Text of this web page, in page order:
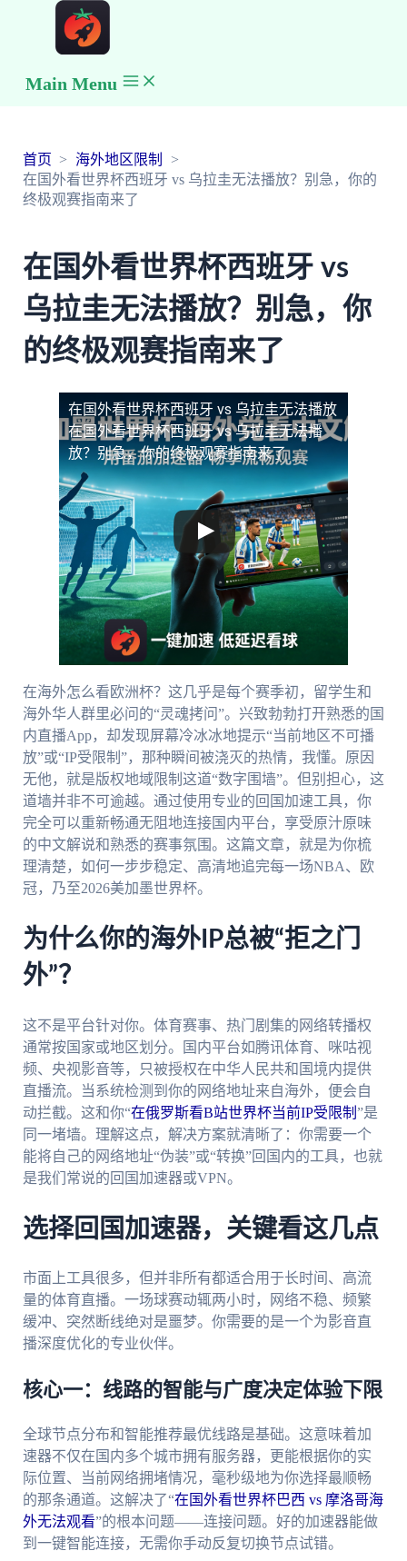
Main Menu
首页
海外地区限制
在国外看世界杯西班牙 vs 乌拉圭无法播放？别急，你的
终极观赛指南来了
在国外看世界杯西班牙 vs
乌拉圭无法播放？别急，你
的终极观赛指南来了
在国外看世界杯西班牙 vs 乌拉圭无法播放
在国外看世界杯西班牙 vs 乌拉圭无法播
放？别急，你的终极观赛指南来了
在海外怎么看欧洲杯？这几乎是每个赛季初，留学生和
海外华人群里必问的“灵魂拷问”。兴致勃勃打开熟悉的国
内直播App，却发现屏幕冷冰冰地提示“当前地区不可播
放”或“IP受限制”，那种瞬间被浇灭的热情，我懂。原因
无他，就是版权地域限制这道“数字围墙”。但别担心，这
道墙并非不可逾越。通过使用专业的回国加速工具，你
完全可以重新畅通无阻地连接国内平台，享受原汁原味
的中文解说和熟悉的赛事氛围。这篇文章，就是为你梳
理清楚，如何一步步稳定、高清地追完每一场NBA、欧
冠，乃至2026美加墨世界杯。
为什么你的海外IP总被“拒之门
外”？
这不是平台针对你。体育赛事、热门剧集的网络转播权
通常按国家或地区划分。国内平台如腾讯体育、咪咕视
频、央视影音等，只被授权在中华人民共和国境内提供
直播流。当系统检测到你的网络地址来自海外，便会自
动拦截。这和你“在俄罗斯看B站世界杯当前IP受限制 ”是
同一堵墙。理解这点，解决方案就清晰了：你需要一个
能将自己的网络地址“伪装”或“转换”回国内的工具，也就
是我们常说的回国加速器或VPN。
选择回国加速器，关键看这几点
市面上工具很多，但并非所有都适合用于长时间、高流
量的体育直播。一场球赛动辄两小时，网络不稳、频繁
缓冲、突然断线绝对是噩梦。你需要的是一个为影音直
播深度优化的专业伙伴。
核心一：线路的智能与广度决定体验下限
全球节点分布和智能推荐最优线路是基础。这意味着加
速器不仅在国内多个城市拥有服务器，更能根据你的实
际位置、当前网络拥堵情况，毫秒级地为你选择最顺畅
的那条通道。这解决了“在国外看世界杯巴西 vs 摩洛哥海
外无法观看”的根本问题——连接问题。好的加速器能做
到一键智能连接，无需你手动反复切换节点试错。